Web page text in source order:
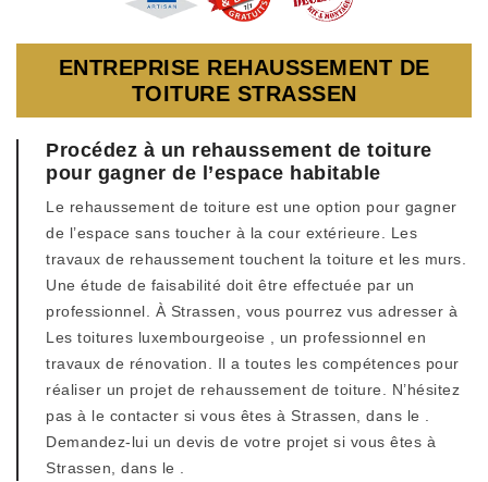
ENTREPRISE REHAUSSEMENT DE
TOITURE STRASSEN
Procédez à un rehaussement de toiture
pour gagner de l’espace habitable
Le rehaussement de toiture est une option pour gagner
de l’espace sans toucher à la cour extérieure. Les
travaux de rehaussement touchent la toiture et les murs.
Une étude de faisabilité doit être effectuée par un
professionnel. À Strassen, vous pourrez vus adresser à
Les toitures luxembourgeoise , un professionnel en
travaux de rénovation. Il a toutes les compétences pour
réaliser un projet de rehaussement de toiture. N’hésitez
pas à le contacter si vous êtes à Strassen, dans le .
Demandez-lui un devis de votre projet si vous êtes à
Strassen, dans le .